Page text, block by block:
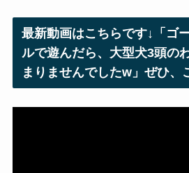
ス
最新動画はこちらです↓「ゴ
ルで遊んだら、大型犬3頭の
まりませんでしたw」ぜひ、